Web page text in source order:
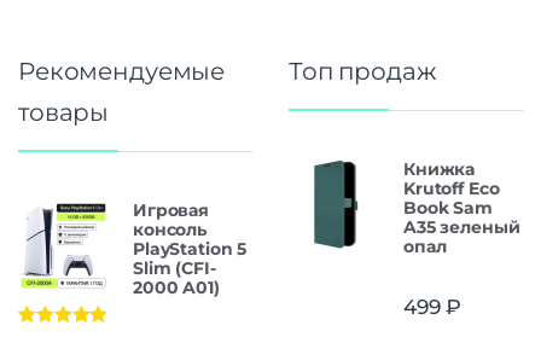
Рекомендуемые
товары
Игровая
консоль
PlayStation 5
Slim (CFI-
2000 A01)
Топ продаж
Книжка
Krutoff Eco
Book Sam
A35 зеленый
опал
499₽